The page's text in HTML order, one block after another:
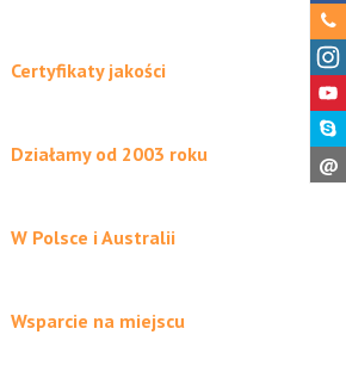
Certyfikaty jakości
Działamy od 2003 roku
W Polsce i Australii
Wsparcie na miejscu
@